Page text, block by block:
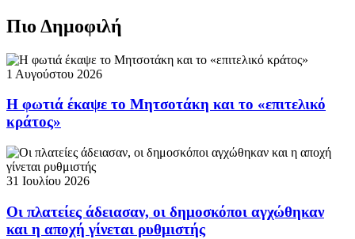
Πιο Δημοφιλή
1 Αυγούστου 2026
Η φωτιά έκαψε το Μητσοτάκη και το «επιτελικό
κράτος»
31 Ιουλίου 2026
Οι πλατείες άδειασαν, οι δημοσκόποι αγχώθηκαν
και η αποχή γίνεται ρυθμιστής